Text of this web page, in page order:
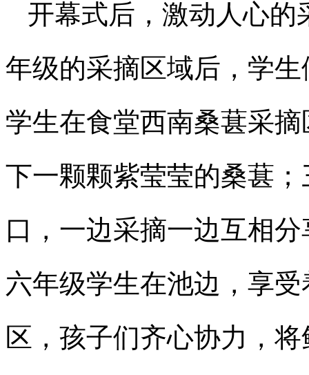
开幕式后，激动人心的
年级的采摘区域后，学
学生在食堂西南桑葚采
下一颗颗紫莹莹的桑葚
口，一边采摘一边互相
六年级学生在池边，享
区，孩子们齐心协力，